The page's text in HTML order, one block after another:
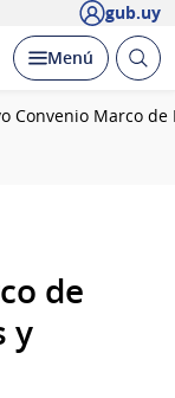
gub.uy
Desplegar
Menú Abrir
Convenio Marco
de
y